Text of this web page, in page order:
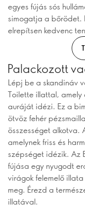
egyes fújás sós
simogatja a bőrödet.
elrepítsen kedvenc
Palackozott
Lépj be a skandináv
Toilette illattal,
auráját idézi. Ez a
ötvöz fehér
összességet alkotva.
amelynek friss és
szépséget idézik. Az
fújása egy nyugodt
virágok felemelő
meg. Érezd a
illatával.